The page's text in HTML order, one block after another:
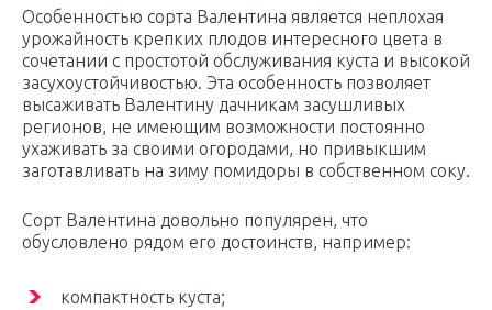
Особенностью сорта Валентина является неплохая
урожайность крепких плодов интересного цвета в
сочетании с простотой обслуживания куста и высокой
засухоустойчивостью. Эта особенность позволяет
высаживать Валентину дачникам засушливых
регионов, не имеющим возможности постоянно
ухаживать за своими огородами, но привыкшим
заготавливать на зиму помидоры в собственном соку.
Сорт Валентина довольно популярен, что
обусловлено рядом его достоинств, например:
компактность куста;